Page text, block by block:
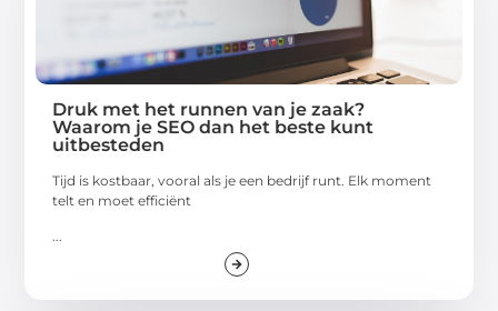
Druk met het runnen van je zaak?
Waarom je SEO dan het beste kunt
uitbesteden
Tijd is kostbaar, vooral als je een bedrijf runt. Elk moment
telt en moet efficiënt
...